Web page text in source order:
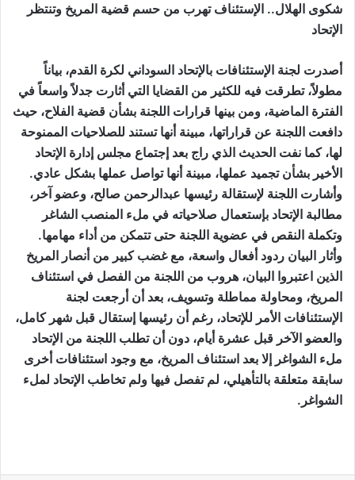
شكوى الهلال.. الإستئناف تهرب من حسم قضية المريخ وتنتظر
الإتحاد
أصدرت لجنة الإستئنافات بالإتحاد السوداني لكرة القدم، بياناً
مطولاً، تطرقت فيه للكثير من القضايا التي أثارت جدلاً واسعاً في
الفترة الماضية، ومن بينها قرارات اللجنة بشأن قضية الفلاح، حيث
دافعت اللجنة عن قراراتها، مبينة أنها تستند للصلاحيات الممنوحة
لها، كما نفت الحديث الذي راج بعد إجتماع مجلس إدارة الإتحاد
الأخير بشأن تجميد عملها، مبينة أنها تواصل عملها بشكل عادي.
وأشارت اللجنة لإستقالة رئيسها عبدالرحمن صالح، وعضو آخر،
مطالبة الإتحاد بإستعمال صلاحياته في ملء المنصب الشاغر
وتكملة النقص في عضوية اللجنة حتى تتمكن من أداء مهامها.
وأثار البيان ردود أفعال واسعة، مع غضب كبير من أنصار المريخ
الذين اعتبروا البيان، هروب من اللجنة من الفصل في استئناف
المريخ، ومحاولة مماطلة وتسويف، بعد أن أرجعت لجنة
الإستئنافات الأمر للإتحاد، رغم أن رئيسها إستقال قبل شهر كامل،
والعضو الآخر قبل عشرة أيام، دون أن تطلب اللجنة من الإتحاد
ملء الشواغر إلا بعد استئناف المريخ، مع وجود استئنافات أخرى
سابقة متعلقة بالتأهيلي، لم تفصل فيها ولم تخاطب الإتحاد لملء
الشواغر.